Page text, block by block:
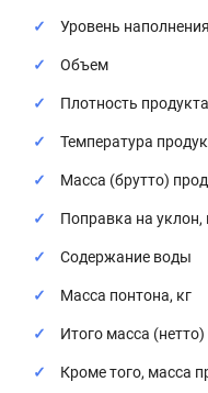
Уровень
Объем
Плотность
Температура
Масса (брутто)
Поправка на
Содержание воды
Масса понтона, кг
Итого масса (нетто)
Кроме того, масса